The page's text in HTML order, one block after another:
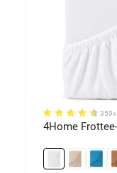
359x
4Home